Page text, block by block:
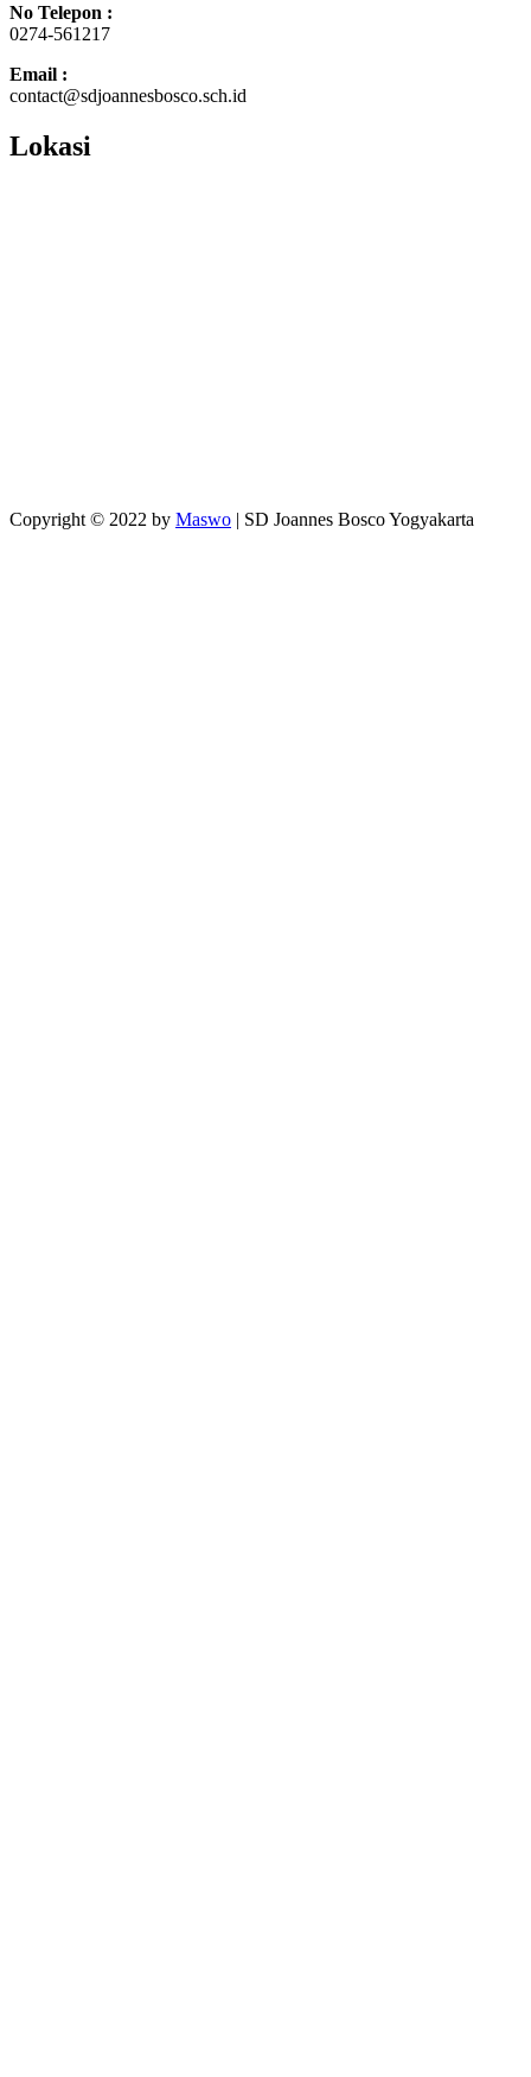
No Telepon :
0274-561217
Email :
contact@sdjoannesbosco.sch.id
Lokasi
Copyright © 2022 by Maswo | SD Joannes Bosco Yogyakarta